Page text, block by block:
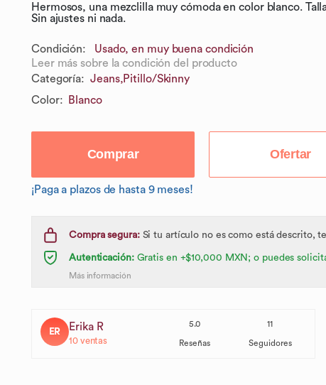
Hermosos, una mezclilla muy cómoda en color blanco.
Sin ajustes ni nada.
Condición:
Usado, en muy buena condición
Leer más sobre la condición del producto
Categoría: Jeans,Pitillo/Skinny
Color: Blanco
Comprar Ofertar
¡Paga a plazos de hasta 9 meses!
Compra segura:Si tu artículo no es como está descrito,
Autenticación:Gratis en +$10,000 MXN; o puedes
Más información
ER Erika R
10ventas
5.0
Reseñas
11
Seguidores